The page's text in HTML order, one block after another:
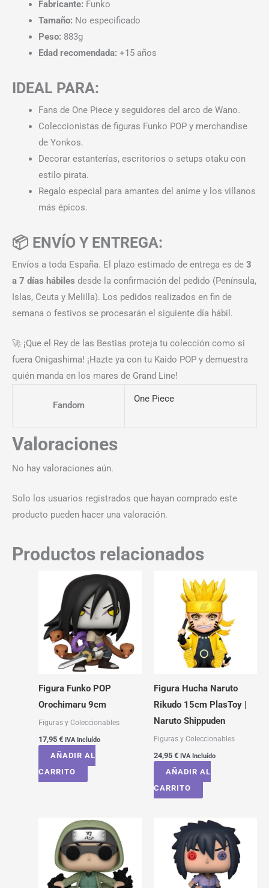
Fabricante: Funko
Tamaño: No especificado
Peso: 883g
Edad recomendada: +15 años
IDEAL PARA:
Fans de One Piece y seguidores del arco de Wano.
Coleccionistas de figuras Funko POP y merchandise
de Yonkos.
Decorar estanterías, escritorios o setups otaku con
estilo pirata.
Regalo especial para amantes del anime y los villanos
más épicos.
📦 ENVÍO Y ENTREGA:
Envíos a toda España. El plazo estimado de entrega es de 3
a 7 días hábiles desde la confirmación del pedido (Península,
Islas, Ceuta y Melilla). Los pedidos realizados en fin de
semana o festivos se procesarán el siguiente día hábil.
🚀 ¡Que el Rey de las Bestias proteja tu colección como si
fuera Onigashima! ¡Hazte ya con tu Kaido POP y demuestra
quién manda en los mares de Grand Line!
Fandom
One Piece
Valoraciones
No hay valoraciones aún.
Solo los usuarios registrados que hayan comprado este
producto pueden hacer una valoración.
Productos relacionados
Figura Funko POP
Orochimaru 9cm
Figuras y Coleccionables
17,95 € IVA Incluído
AÑADIR AL
CARRITO
Figura Hucha Naruto
Rikudo 15cm PlasToy |
Naruto Shippuden
Figuras y Coleccionables
24,95 € IVA Incluído
AÑADIR AL
CARRITO